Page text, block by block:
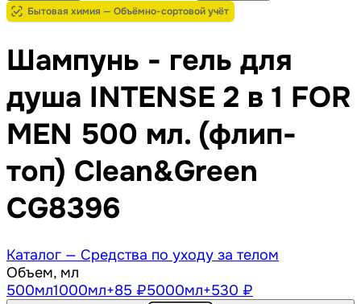
Бытовая химия — Объёмно-сортовой учёт
Шампунь - гель для
душа INTENSE 2 в 1 FOR
MEN 500 мл. (флип-
топ) Clean&Green
CG8396
Каталог — Средства по уходу за телом
Объем, мл
500мл1000мл+85 ₽5000мл+530 ₽